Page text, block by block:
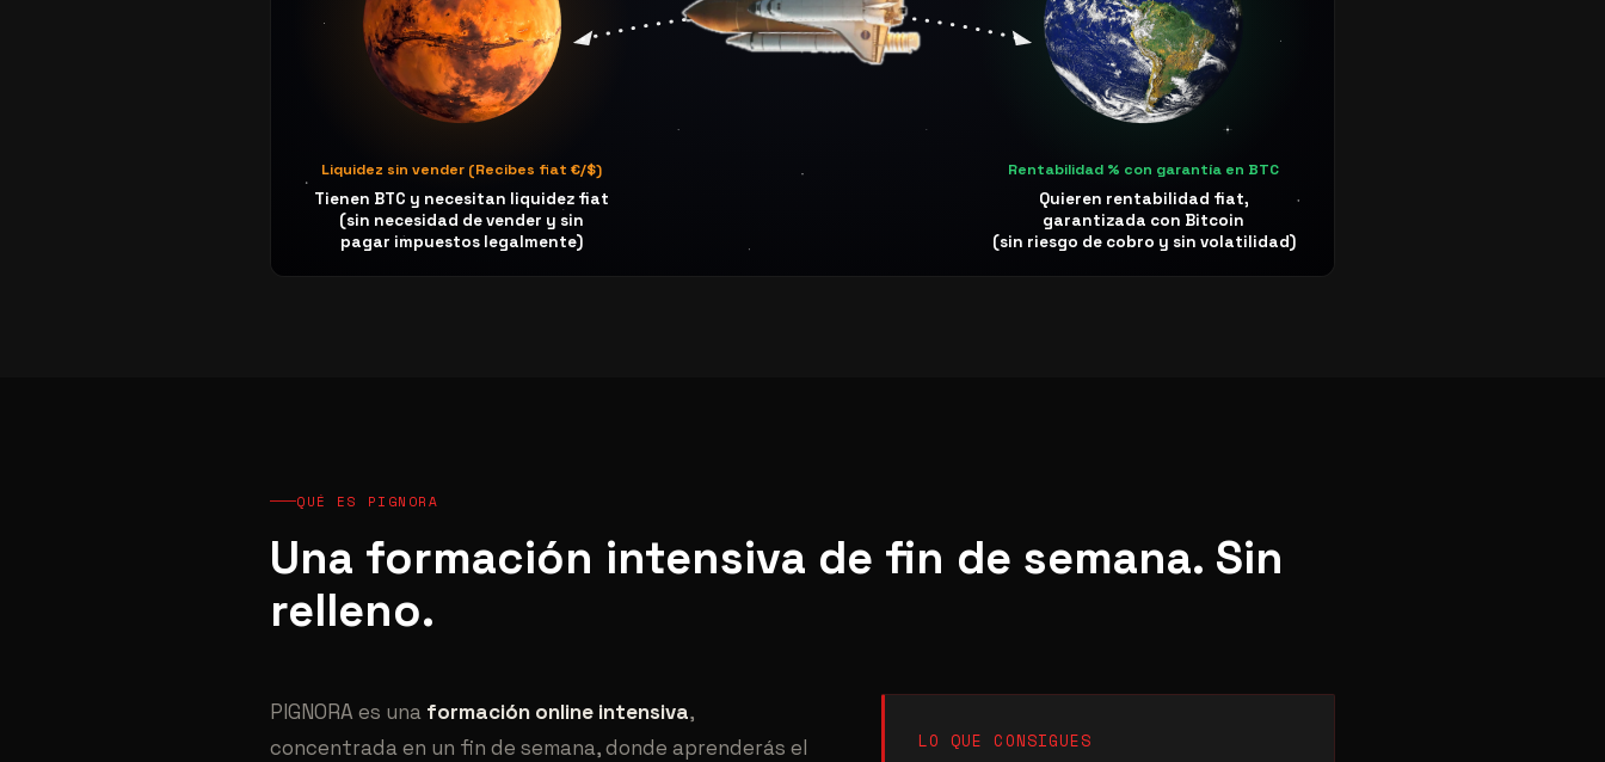
Liquidez sin vender (Recibes fiat €/$)
Tienen BTC y necesitan liquidez fiat
(sin necesidad de vender y sin
pagar impuestos legalmente)
Rentabilidad % con garantía en BTC
Quieren rentabilidad fiat,
garantizada con Bitcoin
(sin riesgo de cobro y sin volatilidad)
QUÉ ES PIGNORA
Una formación intensiva de fin de semana. Sin
relleno.
PIGNORA es una formación online intensiva,
concentrada en un fin de semana, donde aprenderás el
LO QUE CONSIGUES